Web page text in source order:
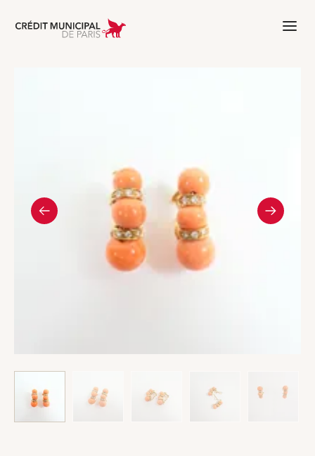
Aller à l'accueil de Crédit Municipal